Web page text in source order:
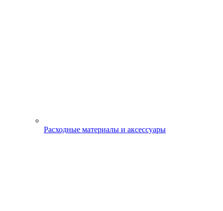
Расходные материалы и аксессуары